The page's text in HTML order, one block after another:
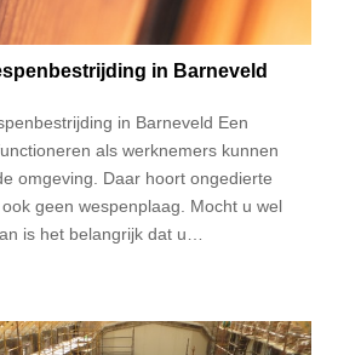
in Barneveld
in Barneveld Een
als werknemers kunnen
omgeving. Daar hoort ongedierte
geen wespenplaag. Mocht u wel
is het belangrijk dat u…